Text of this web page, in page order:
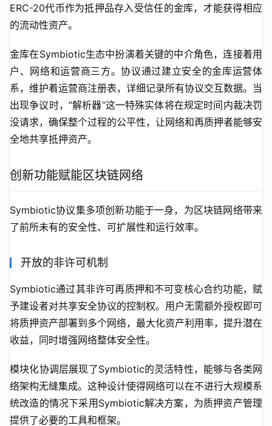
ERC-20代币作为抵押品存入受信任的金库，才能获得相应
的流动性资产。
金库在Symbiotic生态中扮演着关键的中介角色，连接着用
户、网络和运营商三方。协议通过建立安全的金库运营体
系，维护着运营商注册表，详细记录所有协议交互数据。当
出现争议时，”解析器”这一特殊实体将在规定时间内裁决罚
没请求，确保整个过程的公平性，让网络和再质押者能够安
全地共享抵押资产。
创新功能赋能区块链网络
Symbiotic协议集多项创新功能于一身，为区块链网络带来
了前所未有的安全性、可扩展性和运行效率。
开放的非许可机制
Symbiotic通过其非许可再质押和不可变核心合约功能，赋
予建设者对共享安全协议的控制权。用户无需额外授权即可
将质押资产部署到多个网络，最大化资产利用率，提升潜在
收益，同时增强网络整体安全性。
模块化协调层展现了Symbiotic的灵活特性，能够与各类网
络架构无缝集成。这种设计使得网络可以在不进行大规模系
统改造的情况下采用Symbiotic解决方案，为质押资产管理
提供了必要的工具和框架。